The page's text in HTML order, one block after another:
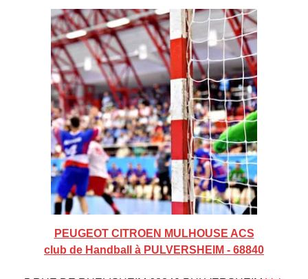
PEUGEOT CITROEN MULHOUSE ACS
club de Handball à PULVERSHEIM - 68840